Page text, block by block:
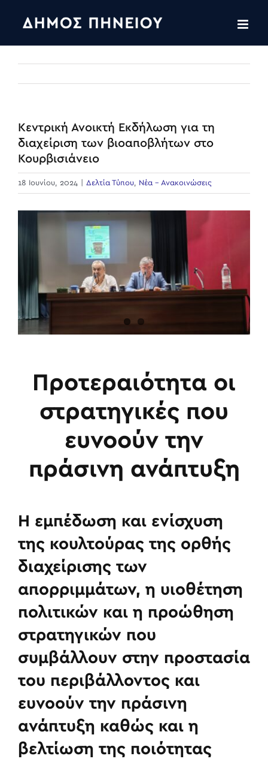
Κεντρική Ανοικτή Εκδήλωση για τη
διαχείριση των βιοαποβλήτων στο
Κουρβισιάνειο
18 Ιουνίου, 2024 Δελτία Τύπου, Νέα - Ανακοινώσεις
Προτεραιότητα οι
στρατηγικές που
ευνοούν την
πράσινη ανάπτυξη
Η εμπέδωση και ενίσχυση
της κουλτούρας της ορθής
διαχείρισης των
απορριμμάτων, η υιοθέτηση
πολιτικών και η προώθηση
στρατηγικών που
συμβάλλουν στην προστασία
του περιβάλλοντος και
ευνοούν την πράσινη
ανάπτυξη καθώς και η
βελτίωση της ποιότητας